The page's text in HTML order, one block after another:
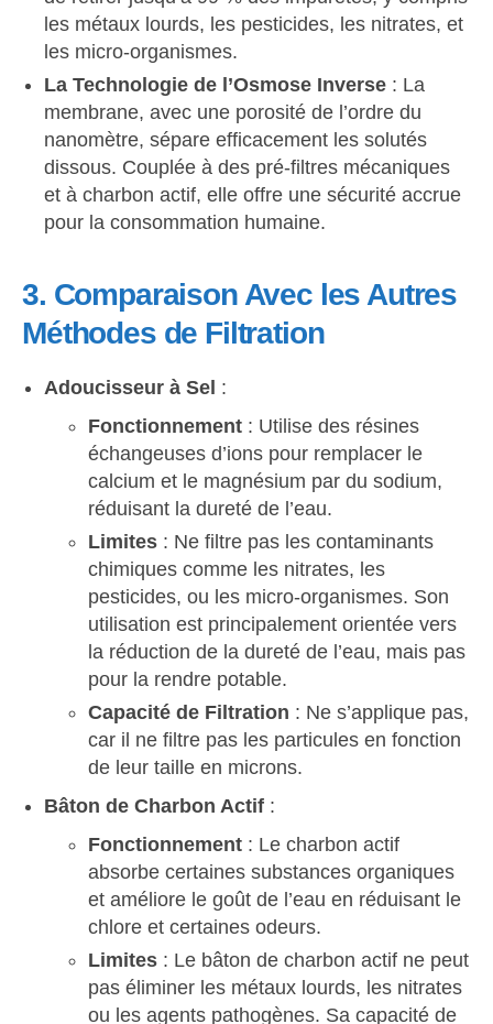
les métaux lourds, les pesticides, les nitrates, et
les micro-organismes.
La Technologie de l’Osmose Inverse : La
membrane, avec une porosité de l’ordre du
nanomètre, sépare efficacement les solutés
dissous. Couplée à des pré-filtres mécaniques
et à charbon actif, elle offre une sécurité accrue
pour la consommation humaine.
3. Comparaison Avec les Autres
Méthodes de Filtration
Adoucisseur à Sel :
Fonctionnement : Utilise des résines
échangeuses d’ions pour remplacer le
calcium et le magnésium par du sodium,
réduisant la dureté de l’eau.
Limites : Ne filtre pas les contaminants
chimiques comme les nitrates, les
pesticides, ou les micro-organismes. Son
utilisation est principalement orientée vers
la réduction de la dureté de l’eau, mais pas
pour la rendre potable.
Capacité de Filtration : Ne s’applique pas,
car il ne filtre pas les particules en fonction
de leur taille en microns.
Bâton de Charbon Actif :
Fonctionnement : Le charbon actif
absorbe certaines substances organiques
et améliore le goût de l’eau en réduisant le
chlore et certaines odeurs.
Limites : Le bâton de charbon actif ne peut
pas éliminer les métaux lourds, les nitrates
ou les agents pathogènes. Sa capacité de